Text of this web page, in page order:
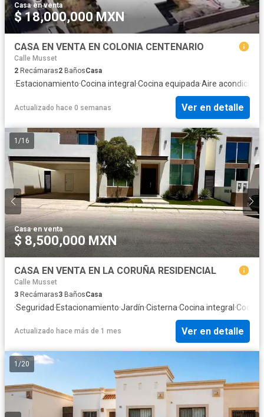
Casa·en venta
$ 18,000,000 MXN
CASA EN VENTA EN COLONIA CENTENARIO
Calle Musset
2 Recámaras2 BañosCasa
·Estacionamiento·Cocina integral ·Cocina equipada·Aire
Actualizado hace 0 semanas Ver en detalle
1 /16
Casa·en venta
$ 8,500,000 MXN
CASA EN VENTA EN LA CORUÑA RESIDENCIAL
Calle Musset
3 Recámaras3 BañosCasa
·Seguridad·Estacionamiento·Jardín·Cisterna·Cocina integral·Cocina
Actualizado hace más de 1 mes Ver en detalle
1 /20